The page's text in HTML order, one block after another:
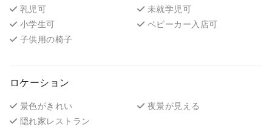
乳児可
未就学児可
小学生可
ベビーカー入店可
子供用の椅子
ロケーション
景色がきれい
夜景が見える
隠れ家レストラン